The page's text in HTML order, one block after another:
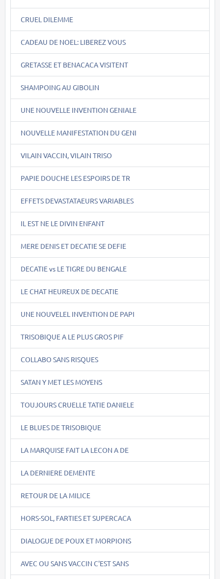
CRUEL DILEMME
CADEAU DE NOEL: LIBEREZ VOUS
GRETASSE ET BENACACA VISITENT
SHAMPOING AU GIBOLIN
UNE NOUVELLE INVENTION GENIALE
NOUVELLE MANIFESTATION DU GENI
VILAIN VACCIN, VILAIN TRISO
PAPIE DOUCHE LES ESPOIRS DE TR
EFFETS DEVASTATAEURS VARIABLES
IL EST NE LE DIVIN ENFANT
MERE DENIS ET DECATIE SE DEFIE
DECATIE vs LE TIGRE DU BENGALE
LE CHAT HEUREUX DE DECATIE
UNE NOUVELEL INVENTION DE PAPI
TRISOBIQUE A LE PLUS GROS PIF
COLLABO SANS RISQUES
SATAN Y MET LES MOYENS
TOUJOURS CRUELLE TATIE DANIELE
LE BLUES DE TRISOBIQUE
LA MARQUISE FAIT LA LECON A DE
LA DERNIERE DEMENTE
RETOUR DE LA MILICE
HORS-SOL, FARTIES ET SUPERCACA
DIALOGUE DE POUX ET MORPIONS
AVEC OU SANS VACCIN C'EST SANS